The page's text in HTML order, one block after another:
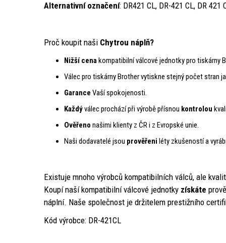
Alternativní označení: DR421 CL, DR-421 CL, DR 421
Proč koupit naši Chytrou náplň?
Nižší cena kompatibilní válcové jednotky pro tiskárny
Válec pro tiskárny Brother vytiskne stejný počet stran
Garance Vaší spokojenosti.
Každýválec prochází při výrobě přísnou kontrolou
Ověřeno našimi klienty z ČR i z Evropské unie.
Naši dodavatelé jsou prověřeni léty zkušeností a
Existuje mnoho výrobců kompatibilních válců, ale
Koupí naší kompatibilní válcové jednotky získáte
náplní. Naše společnost je držitelem prestižního
Kód výrobce: DR-421CL